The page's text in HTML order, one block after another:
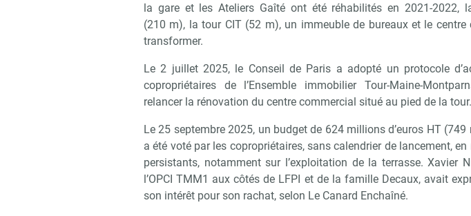
la gare et les Ateliers Gaîté ont été réhabilités en 2021-2022,
(210 m), la tour CIT (52 m), un immeuble de bureaux et le centre
transformer.
Le 2 juillet 2025, le Conseil de Paris a adopté un protocole
copropriétaires de l’Ensemble immobilier Tour-Maine-
relancer la rénovation du centre commercial situé au pied de la tour.
Le 25 septembre 2025, un budget de 624 millions d’euros HT (749
a été voté par les copropriétaires, sans calendrier de lancement,
persistants, notamment sur l’exploitation de la terrasse. Xavier
l’OPCI TMM1 aux côtés de LFPI et de la famille Decaux, avait
son intérêt pour son rachat, selon Le Canard Enchaîné.
Non merci, je reçois déjà !